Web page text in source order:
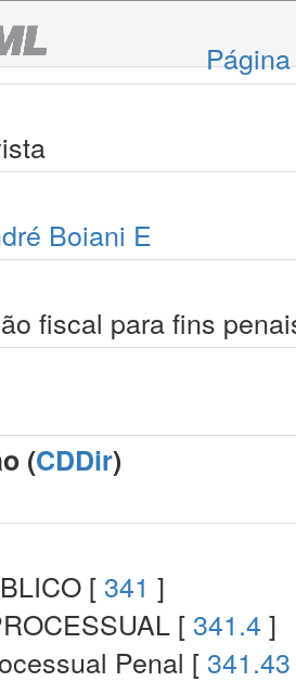
Boiani E
fiscal para fins
(CDDir)
[ 341 ]
[ 341.4 ]
Penal [ 341.43